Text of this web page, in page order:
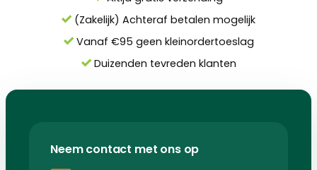
(Zakelijk) Achteraf betalen mogelijk
Vanaf €95 geen kleinordertoeslag
Duizenden tevreden klanten
Neem contact met ons op